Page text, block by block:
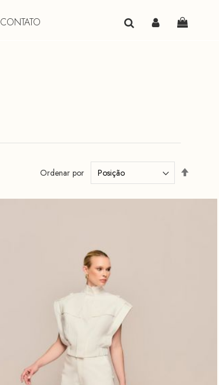
Meu
CONTATO
Ordenar por